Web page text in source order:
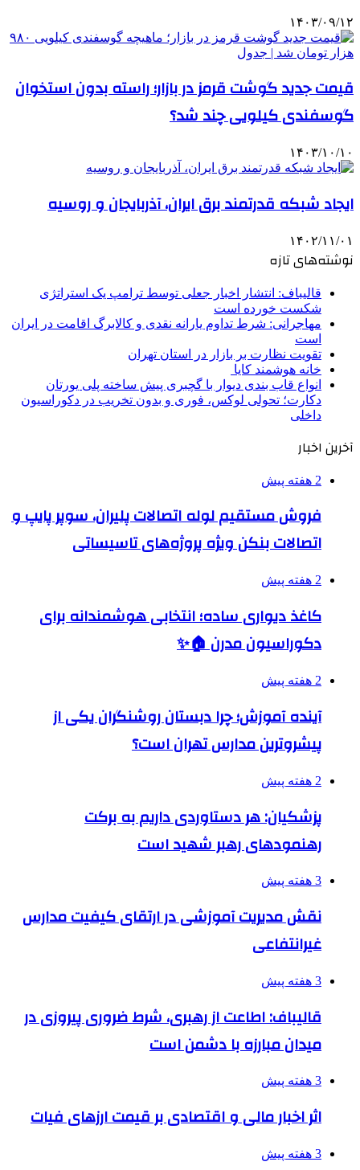
۱۴۰۳/۰۹/۱۲
قیمت جدید گوشت قرمز در بازار؛ راسته بدون استخوان
گوسفندی کیلویی چند شد؟
۱۴۰۳/۱۰/۱۰
ایجاد شبکه قدرتمند برق ایران، آذربایجان و روسیه
۱۴۰۲/۱۱/۰۱
نوشته‌های تازه
قالیباف: انتشار اخبار جعلی توسط ترامپ یک استراتژی
شکست خورده است
مهاجرانی: شرط تداوم یارانه نقدی و کالابرگ اقامت در ایران
است
تقویت نظارت بر بازار در استان تهران
خانه هوشمند کایا
انواع قاب بندی دیوار با گچبری پیش ساخته پلی یورتان
دکارت؛ تحولی لوکس، فوری و بدون تخریب در دکوراسیون
داخلی
آخرین اخبار
2 هفته پیش
فروش مستقیم لوله اتصالات پلیران، سوپر پایپ و
اتصالات بنکن ویژه پروژه‌های تاسیساتی
2 هفته پیش
کاغذ دیواری ساده؛ انتخابی هوشمندانه برای
دکوراسیون مدرن 🏠✨
2 هفته پیش
آینده آموزش؛ چرا دبستان روشنگران یکی از
پیشروترین مدارس تهران است؟
2 هفته پیش
پزشکیان: هر دستاوردی داریم به برکت
رهنمودهای رهبر شهید است
3 هفته پیش
نقش مدیریت آموزشی در ارتقای کیفیت مدارس
غیرانتفاعی
3 هفته پیش
قالیباف: اطاعت از رهبری، شرط ضروری پیروزی در
میدان مبارزه با دشمن است
3 هفته پیش
اثر اخبار مالی و اقتصادی بر قیمت ارزهای فیات
3 هفته پیش